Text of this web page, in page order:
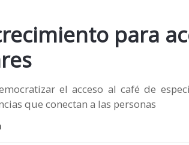
para
el acceso al café de
que conectan a las personas